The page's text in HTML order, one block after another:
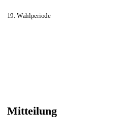
19. Wahlperiode
Mitteilung